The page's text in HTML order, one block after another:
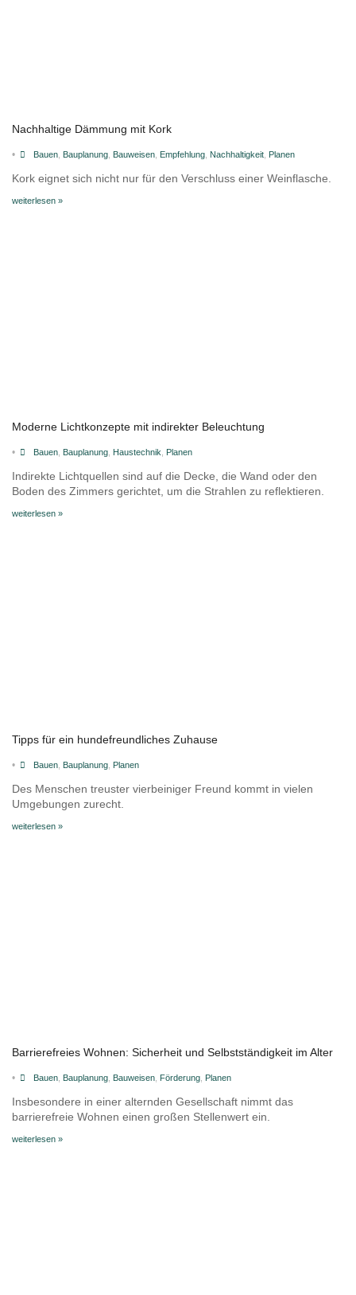
Nachhaltige Dämmung mit Kork
• Bauen, Bauplanung, Bauweisen, Empfehlung, Nachhaltigkeit, Planen
Kork eignet sich nicht nur für den Verschluss einer Weinflasche.
weiterlesen »
Moderne Lichtkonzepte mit indirekter Beleuchtung
• Bauen, Bauplanung, Haustechnik Planen
Indirekte Lichtquellen sind auf die Decke, die Wand oder den
Boden des Zimmers gerichtet, um die Strahlen zu reflektieren.
weiterlesen »
Tipps für ein hundefreundliches Zuhause
• Bauen, Bauplanung, Planen
Des Menschen treuster vierbeiniger Freund kommt in vielen
Umgebungen zurecht.
weiterlesen »
Barrierefreies Wohnen: Sicherheit und Selbstständigkeit im Alter
• Bauen, Bauplanung, Bauweisen, Förderung, Planen
Insbesondere in einer alternden Gesellschaft nimmt das
barrierefreie Wohnen einen großen Stellenwert ein.
weiterlesen »